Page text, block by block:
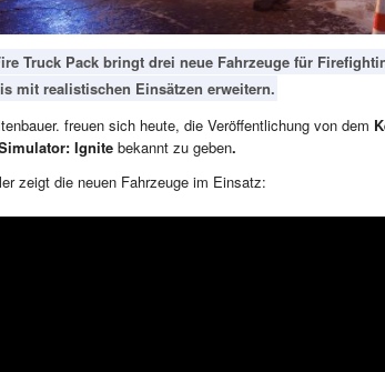
Truck Pack bringt drei neue Fahrzeuge für
mit realistischen Einsätzen erweitern.
freuen sich heute, die Veröffentlichung von dem
Ignite bekannt zu geben.
zeigt die neuen Fahrzeuge im Einsatz: